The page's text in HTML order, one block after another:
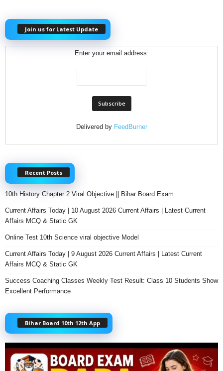
Join us for Latest Update
Enter your email address:
Delivered by FeedBurner
Recent Posts
10th History Chapter 2 Viral Objective || Bihar Board Exam
Current Affairs Today | 10 August 2026 Current Affairs | Latest Current
Affairs MCQ & Static GK
Online Test 10th Science viral objective Model
Current Affairs Today | 9 August 2026 Current Affairs | Latest Current
Affairs MCQ & Static GK
Success Coaching Classes Weekly Test Result: Class 10 Students Show
Excellent Performance
Bihar Board 10th 12th App